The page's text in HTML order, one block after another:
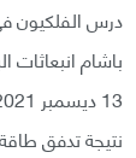
درس الفلكيون
باشام انبعاثات
نتيجة تدفق